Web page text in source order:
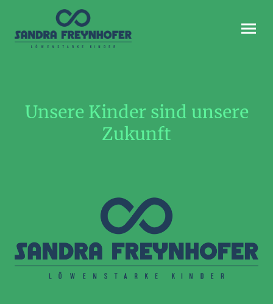
Unsere Kinder sind unsere
Zukunft